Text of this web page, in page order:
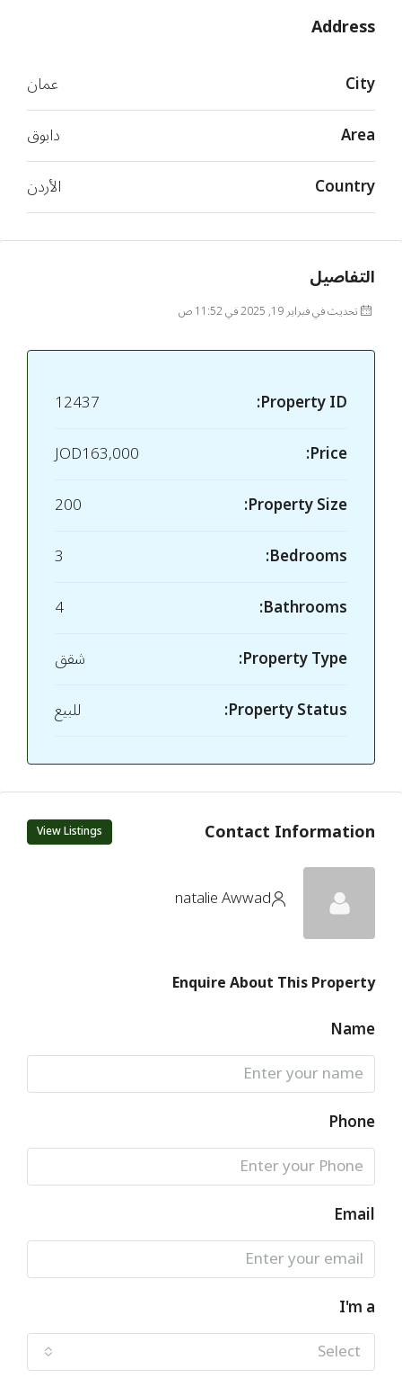
Address
City
عمان
Area
دابوق
Country
الأردن
التفاصيل
تحديث في فبراير 19, 2025 في 11:52 ص
Property ID:
12437
Price:
JOD163,000
Property Size:
200
Bedrooms:
3
Bathrooms:
4
Property Type:
شقق
Property Status:
للبيع
Contact Information
View Listings
natalie Awwad
Enquire About This Property
Name
Phone
Email
I'm a
Select